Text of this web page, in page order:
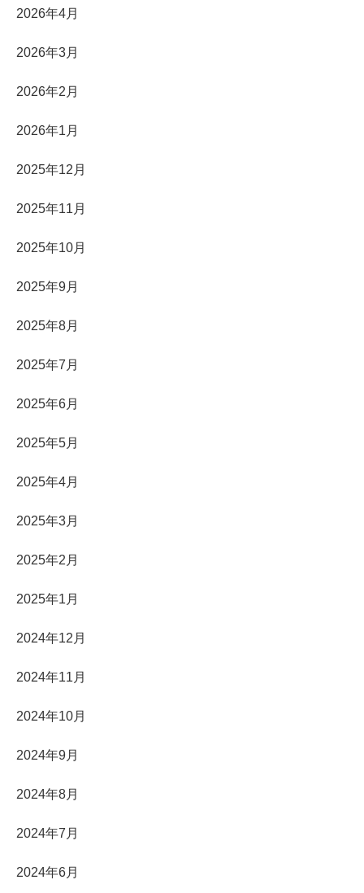
2026年4月
2026年3月
2026年2月
2026年1月
2025年12月
2025年11月
2025年10月
2025年9月
2025年8月
2025年7月
2025年6月
2025年5月
2025年4月
2025年3月
2025年2月
2025年1月
2024年12月
2024年11月
2024年10月
2024年9月
2024年8月
2024年7月
2024年6月